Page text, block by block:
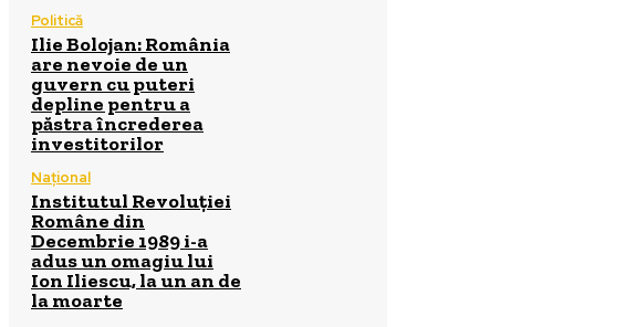
Politică
Ilie Bolojan: România
are nevoie de un
guvern cu puteri
depline pentru a
păstra încrederea
investitorilor
Național
Institutul Revoluției
Române din
Decembrie 1989 i-a
adus un omagiu lui
Ion Iliescu, la un an de
la moarte